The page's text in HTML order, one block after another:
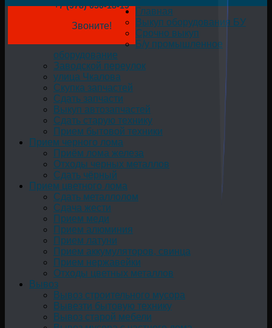
+7 (978) 050-18-19
Звоните!
Главная
Выкуп оборудования БУ
Срочно выкуп
Б/у промышленное
оборудование
Заводской переулок
улица Чкалова
Скупка запчастей
Сдать запчасти
Выкуп автозапчастей
Сдать старую технику
Прием бытовой техники
Прием черного лома
Приём лома железа
Отходы черных металлов
Сдать чёрный
Прием цветного лома
Сдать металлолом
Сдача жести
Прием меди
Прием алюминия
Прием латуни
Прием аккумуляторов, свинца
Прием нержавейки
Отходы цветных металлов
Вывоз
Вывоз строительного мусора
Вывезти бытовую технику
Вывоз старой мебели